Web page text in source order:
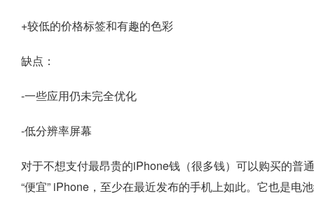
+较低的价格标签和有趣的色彩
缺点：
-一些应用仍未完全优化
-低分辨率屏幕
对于不想支付最昂贵的iPhone钱（很多钱）可以购买的普
“便宜” iPhone，至少在最近发布的手机上如此。它也是电